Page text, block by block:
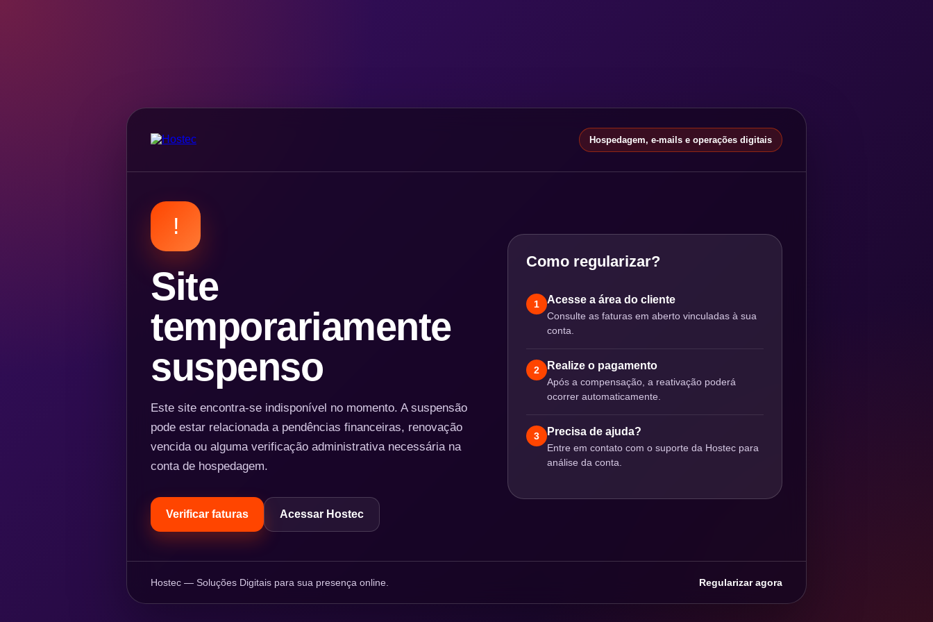
Hospedagem, e-mails e operações digitais
!
Site
temporariamente
suspenso
Este site encontra-se indisponível no momento. A suspensão
pode estar relacionada a pendências financeiras, renovação
vencida ou alguma verificação administrativa necessária na
conta de hospedagem.
Verificar faturas Acessar Hostec
Como regularizar?
1 Acesse a área do cliente
Consulte as faturas em aberto vinculadas à sua
conta.
2 Realize o pagamento
Após a compensação, a reativação poderá
ocorrer automaticamente.
3 Precisa de ajuda?
Entre em contato com o suporte da Hostec para
análise da conta.
Hostec — Soluções Digitais para sua presença online. Regularizar agora